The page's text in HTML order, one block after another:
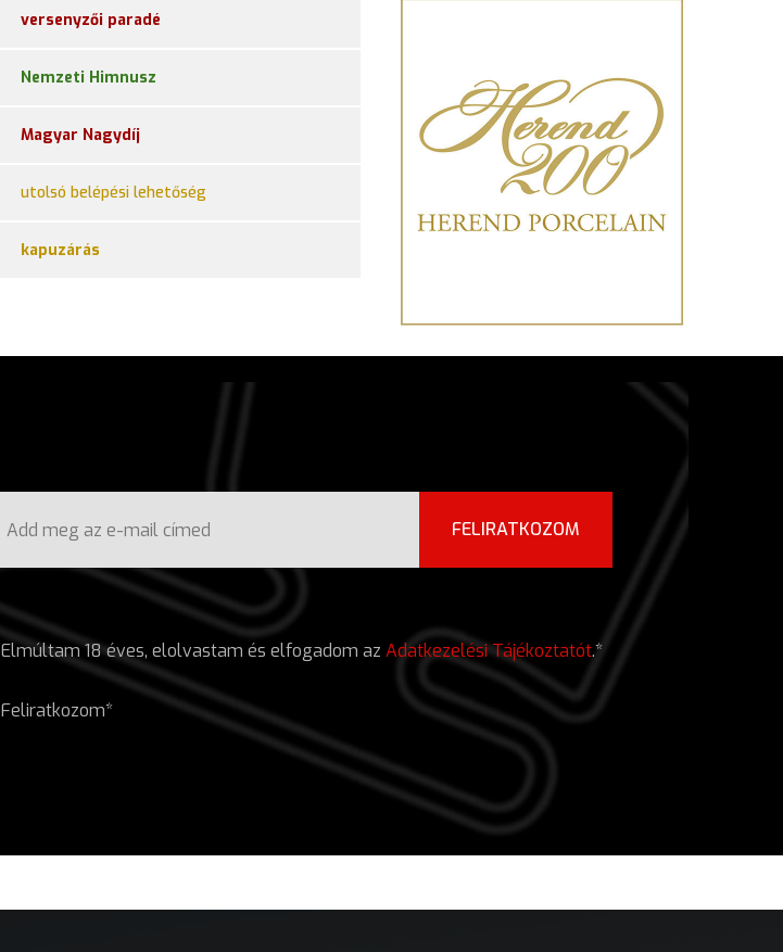
versenyzői paradé
Nemzeti Himnusz
Magyar Nagydíj
utolsó belépési lehetőség
kapuzárás
FELIRATKOZOM
Elmúltam 18 éves, elolvastam és elfogadom az Adatkezelési Tájékoztatót.*
Feliratkozom*